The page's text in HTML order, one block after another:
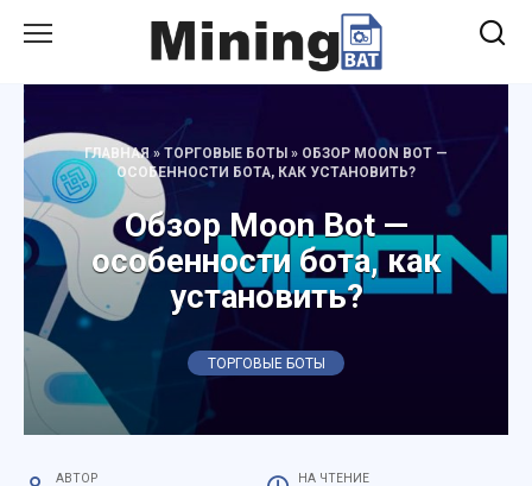
ГЛАВНАЯ » ТОРГОВЫЕ БОТЫ » ОБЗОР MOON BOT —
ОСОБЕННОСТИ БОТА, КАК УСТАНОВИТЬ?
Обзор Moon Bot —
особенности бота, как
установить?
ТОРГОВЫЕ БОТЫ
АВТОР НА ЧТЕНИЕ